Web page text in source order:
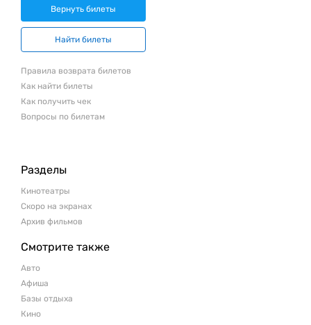
Вернуть билеты
Найти билеты
Правила возврата билетов
Как найти билеты
Как получить чек
Вопросы по билетам
Разделы
Кинотеатры
Скоро на экранах
Архив фильмов
Смотрите также
Авто
Афиша
Базы отдыха
Кино